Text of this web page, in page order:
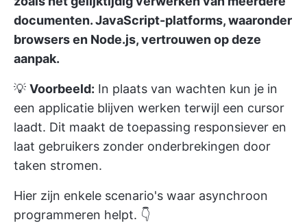
documenten. JavaScript-platforms, waaronder
browsers en Node.js, vertrouwen op deze
aanpak.
💡 Voorbeeld: In plaats van wachten kun je in
een applicatie blijven werken terwijl een cursor
laadt. Dit maakt de toepassing responsiever en
laat gebruikers zonder onderbrekingen door
taken stromen.
Hier zijn enkele scenario's waar asynchroon
programmeren helpt. 👇